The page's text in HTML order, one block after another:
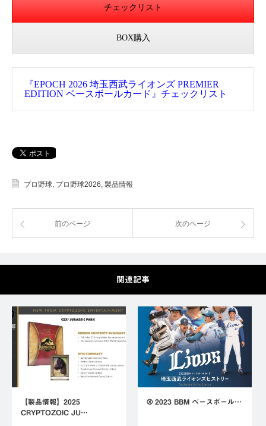
チェックリスト
BOX購入
『EPOCH 2026 埼玉西武ライオンズ PREMIER
EDITION ベースボールカード』チェックリスト
プロ野球 プロ野球2026 製品情報
前のページ 次のページ
関連記事
【製品情報】2025
CRYPTOZOIC JU…
⚾ 2023 BBM ベースボール…